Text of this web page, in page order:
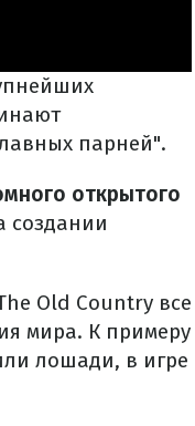
парней".
открытого
создании
Old Country все
мира. К примеру
лошади, в игре